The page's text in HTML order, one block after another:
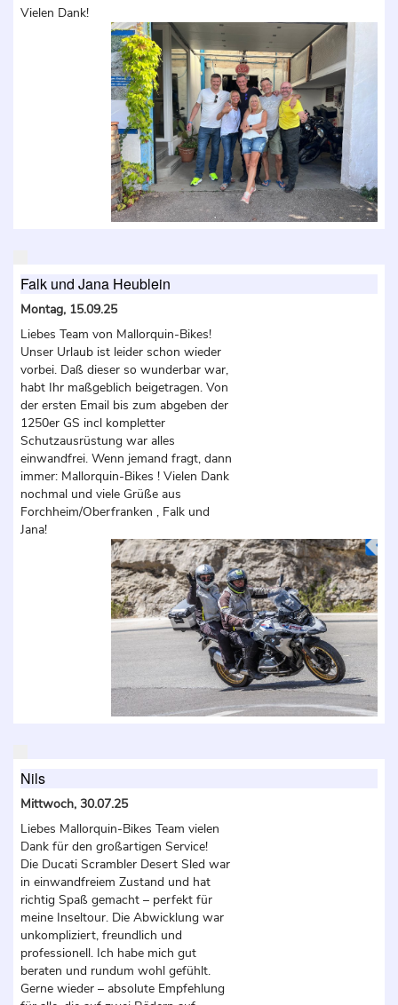
Vielen Dank!
Falk und Jana Heublein
Montag, 15.09.25
Liebes Team von Mallorquin-Bikes!
Unser Urlaub ist leider schon wieder
vorbei. Daß dieser so wunderbar war,
habt Ihr maßgeblich beigetragen. Von
der ersten Email bis zum abgeben der
1250er GS incl kompletter
Schutzausrüstung war alles
einwandfrei. Wenn jemand fragt, dann
immer: Mallorquin-Bikes ! Vielen Dank
nochmal und viele Grüße aus
Forchheim/Oberfranken , Falk und
Jana!
Nils
Mittwoch, 30.07.25
Liebes Mallorquin-Bikes Team vielen
Dank für den großartigen Service!
Die Ducati Scrambler Desert Sled war
in einwandfreiem Zustand und hat
richtig Spaß gemacht – perfekt für
meine Inseltour. Die Abwicklung war
unkompliziert, freundlich und
professionell. Ich habe mich gut
beraten und rundum wohl gefühlt.
Gerne wieder – absolute Empfehlung